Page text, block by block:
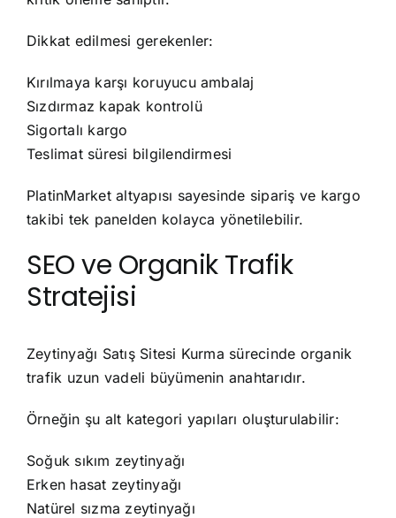
Dikkat edilmesi gerekenler:
Kırılmaya karşı koruyucu ambalaj
Sızdırmaz kapak kontrolü
Sigortalı kargo
Teslimat süresi bilgilendirmesi
PlatinMarket altyapısı sayesinde sipariş ve kargo
takibi tek panelden kolayca yönetilebilir.
SEO ve Organik Trafik
Stratejisi
Zeytinyağı Satış Sitesi Kurma sürecinde organik
trafik uzun vadeli büyümenin anahtarıdır.
Örneğin şu alt kategori yapıları oluşturulabilir:
Soğuk sıkım zeytinyağı
Erken hasat zeytinyağı
Natürel sızma zeytinyağı